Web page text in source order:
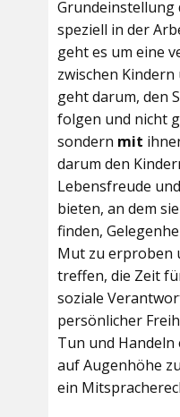
Grundeinstellung
speziell in der
geht es um eine
zwischen Kindern
geht darum, den
folgen und nicht
sondern mit
darum den
Lebensfreude
bieten, an dem
finden,
Mut zu erproben
treffen, die Zeit
soziale
persönlicher
Tun und
auf Augenhöhe
ein